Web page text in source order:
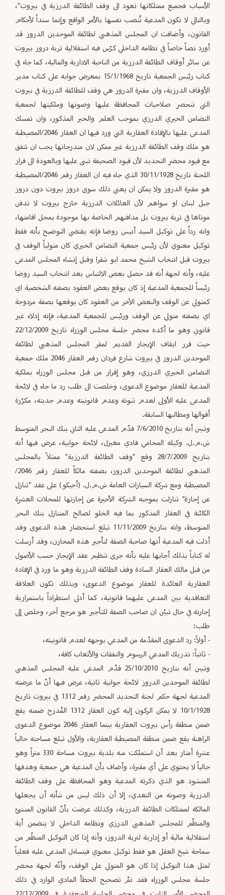
الأسباب فجميع ممتلكاتها تعود الى وقف الطائفة الدرزية في بيروت"،
وبالتالي لا تكون المدعية تُنصب نفسها بالأمر الواقع وإنما سنداً لأحكام
القانون، وأضافت ان المجلس المذهبي لطائفة الموحدين الدروز قد
أورد نصاً خاصاً في نظامه الداخلي كرّس فيه استقلالية تربة دروز بيروت
عن سائر أوقاف الطائفة الدرزية من الناحية الادارية والمالية، كما جاء في
كتاب رئيس الجمعية تاريخ 15/1/1968 بمعرض جوابه على كتاب مدير
الأوقاف الدرزية، وان مقبرة الدروز هي وقف للطائفة الدرزية في بيروت
التي تنحصر صلاحيات المحافظة عليها وصونها وملكيتها لجمعية
التضامن الخيري الدرزي بموجب العلم والخبر المذكور، وان تمسك
المدعى عليها بالإفادة العقارية التي ورد فيها ان العقار 2046/المصيطبة
هو ملك وقف الطائفة الدرزية غير ممكن لان مندرجاتها يجب ان تتفق
مع قيود محضر التحديد لأن قيود الصحيفة تبنى عليها وبالعودة الى قرار
اللجنة تاريخ 30/11/1928 الذي جاء فيه ان العقار رقم 2046/المصيطبة
هو مقبرة الدروز ولا يمكن ان يعني ذلك سوى دروز بيروت دون دروز
جبل لبنان او سواهم لأن العائلات الدرزية خارج بيروت لا تدفن
موتاها في تربة بيروت بل مدافنهم الخاصة بها موجودة بمحل اقامتها،
وانه رداً على توكيل السيد أنيس روضا فإنه يقتضي التوضيح بأنه فقط
توكيل معنوي لأن رئيس جمعية التضامن الخيري كان متولياً الوقف في
بيروت قبل انتخاب الشيخ محمد ابو شقرا وقبل إنشاء المجلس المدعى
عليه، وأنه لجهة أنه قد حصل بعض الالتباس بعد انتخاب السيد روضا
رئيساً للجمعية المدعية إذ كان يوقع بعض العقود بصفته الشخصية اي
كمتولي عن الوقف والبعض الآخر من العقود كان يوقعها بصفة مزدوجة
اي بصفته متولي عن الوقف ورئيس للجمعية المدعية، فإنه إدلاء غير
قانوني وهو ما أكده محضر جلسة مجلس الوزراء تاريخ 22/12/2009
حيث قرر ايقاف الإيجار القديم لمقر المجلس المذهبي لطائفة
الموحدين الدروز في بيروت شارع فردان رقم العقار 2046 ملك جمعية
التضامن الخيري الدرزي، وهو إقرار من قبل مجلس الوزراء بملكية
المدعية للعقار موضوع الدعوى، وخلصت الى طلب رد ما جاء في لائحة
المدعى عليه الأولى لعدم ثبوته وعدم قانونيته وعدم جديته، مكرّرة
أقوالها ومطالبها السابقة.
وتبين أنه بتاريخ 7/6/2010 قدّم المدعى عليه الثاني بنك البحر المتوسط
ش.م.ل. وكيله المحامي فادي مغيزل، لائحة جوابية، عرض فيها أنه
بتاريخ 28/7/2009 وقع "وقف الطائفة الدرزية" ممثلاً بالمجلس
المذهبي لطائفة الموحدين الدروز، بصفته مالكاً للعقار رقم 2046/
المصيطبة ومع شركة السيارات العامة ش.م.ل. (أجيكو) على عقد "تنازل
عن إجازة" تنازلت بموجبه الشركة الأخيرة عن إجازتها للمحلات العشرة
الكائنة في العقار المذكور بما فيه الخلو لصالح المتنازل بنك البحر
المتوسط، وانه بتاريخ 11/11/2009 تبلغ استحضار هذه الدعوى وقد
أدلت فيه المدعية أنها صاحبة الصفة لتأجير هذه المخازن، وقد أرسلت
له كتاباً بذلك أجابها عليه بأنه جرى تنظيم عقد الإيجار حسب الأصول
من قبل مالك العقار السادة وقف الطائفة الدرزية وهو ما ورد في الإفادة
العقارية العائدة للعقار موضوع الدعوى، وبذلك تكون العلاقة
التعاقدية بين المدعى عليهما قانونية، كما أدلى استطراداً باستمرارية
إجارته في حال تبيّن ان صاحب الصفة للتأجير هو مرجع آخر، وخلص إلى
طلب:
- أولاً: رد الدعوى المقدّمة من المدعي بوجهه لعدم قانونيته،
- ثانياً: تدريك المدعي الرسوم والنفقات والأتعاب كافة،
وتبين أنه بتاريخ 25/10/2010 قدّم المدعى عليه المجلس المذهبي
لطائفة الموحدين الدروز لائحة جوابية ثانية، عرض فيها أنّ ما عرضته
المدعية لجهة حكم لجنة التحديد المحضر رقم 1312 في بيروت تاريخ
10/1/1928 لا يمكن الركون إليه كون العقار 1312 المُدرج ضمنه يقع
ضمن منطقة رأس بيروت العقارية بينما العقار 2046 موضوع الدعوى
الراهنة يقع ضمن منطقة المصيطبة العقارية، والأول تبلغ مساحته حالياً
عشرة أمتار بعد أن استملكت منه بلدية بيروت مساحة 330 متراً وهو
حالياً لا يحتوي على أي مقبرة، وأضاف بأن المدعية هي جمعية وهدفها
المنشود هو الذي ذكرته المدعية وهو المحافظة على وقف الطائفة
الدرزية وصونه من التعدي، إلا أن ذلك ليس من شأنه أن يجعلها
المالكة لممتلكات الطائفة الدرزية، وكذلك عرضت بأنّ القانون المنشئ
والمنظّم للمجلس المذهبي الدرزي ونظامه الداخلي لا يتضمن أية
استقلالية مالية أو إدارية لتربة الدروز، وأنه إذا كان التوكيل المنظّم من
سماحة شيخ العقل هو فقط توكيل معنوي فيتساءل المدعى عليه فعلياً
لمثل هذا التوكيل إذا كان هو المتولي على الوقف، وأنّه لجهة محضر
جلسة مجلس الوزراء فقد تمّ تصحيح الخطأ المادي الوارد في ذلك